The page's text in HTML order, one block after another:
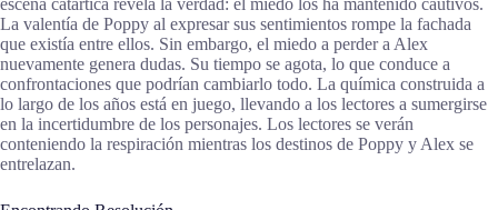
La valentía de Poppy al expresar sus sentimientos rompe la fachada
que existía entre ellos. Sin embargo, el miedo a perder a Alex
nuevamente genera dudas. Su tiempo se agota, lo que conduce a
confrontaciones que podrían cambiarlo todo. La química construida a
lo largo de los años está en juego, llevando a los lectores a sumergirse
en la incertidumbre de los personajes. Los lectores se verán
conteniendo la respiración mientras los destinos de Poppy y Alex se
entrelazan.